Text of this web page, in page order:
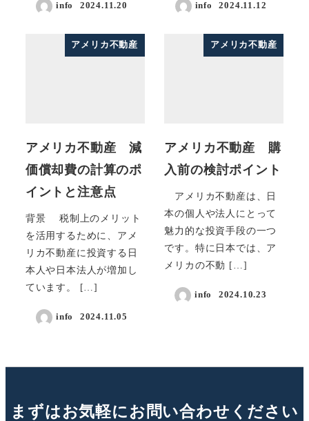
info 2024.11.20 info 2024.11.12
アメリカ不動産
アメリカ不動産 減
価償却費の計算のポ
イントと注意点
背景 税制上のメリット
を活用するために、アメ
リカ不動産に投資する日
本人や日本法人が増加し
ています。 […]
info 2024.11.05
アメリカ不動産
アメリカ不動産 購
入前の検討ポイント
アメリカ不動産は、日
本の個人や法人にとって
魅力的な投資手段の一つ
です。特に日本では、ア
メリカの不動 […]
info 2024.10.23
まずはお気軽にお問い合わせください